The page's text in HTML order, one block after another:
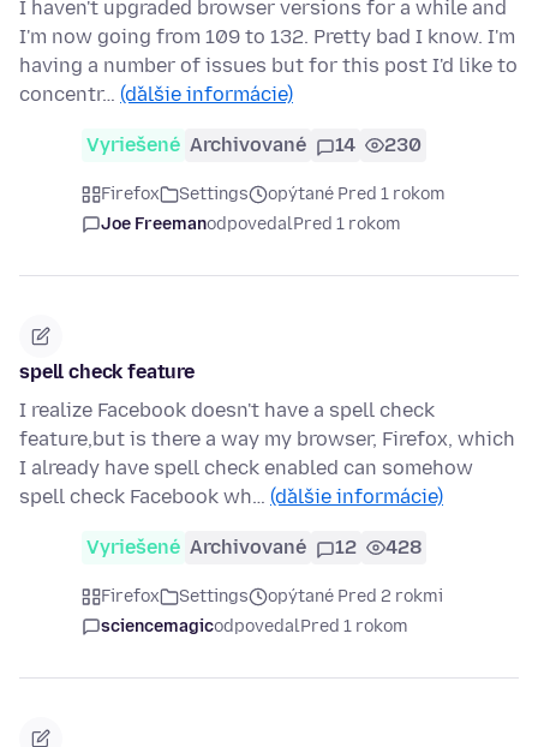
I haven't upgraded browser versions for a while and
I'm now going from 109 to 132. Pretty bad I know. I'm
having a number of issues but for this post I'd like to
concentr… (ďalšie informácie)
Vyriešené Archivované 14 230
Firefox Settings
opýtané Pred 1 rokom
Joe FreemanodpovedalPred 1 rokom
spell check feature
I realize Facebook doesn't have a spell check
feature,but is there a way my browser, Firefox, which
I already have spell check enabled can somehow
spell check Facebook wh… (ďalšie informácie)
Vyriešené Archivované 12 428
Firefox Settings
opýtané Pred 2 rokmi
sciencemagicodpovedalPred 1 rokom